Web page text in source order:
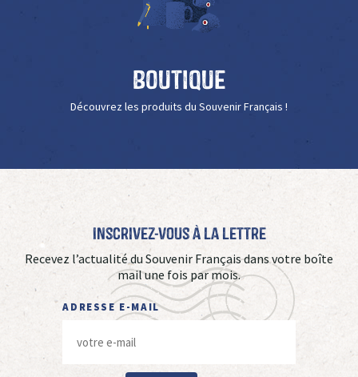
Boutique
Découvrez les produits du Souvenir Français !
Inscrivez-vous à La Lettre
Recevez l’actualité du Souvenir Français dans votre boîte
mail une fois par mois.
ADRESSE E-MAIL